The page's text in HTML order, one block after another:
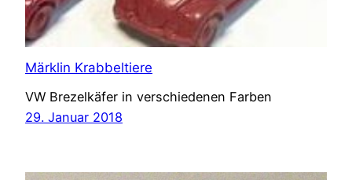
Märklin Krabbeltiere
VW Brezelkäfer in verschiedenen Farben
29. Januar 2018